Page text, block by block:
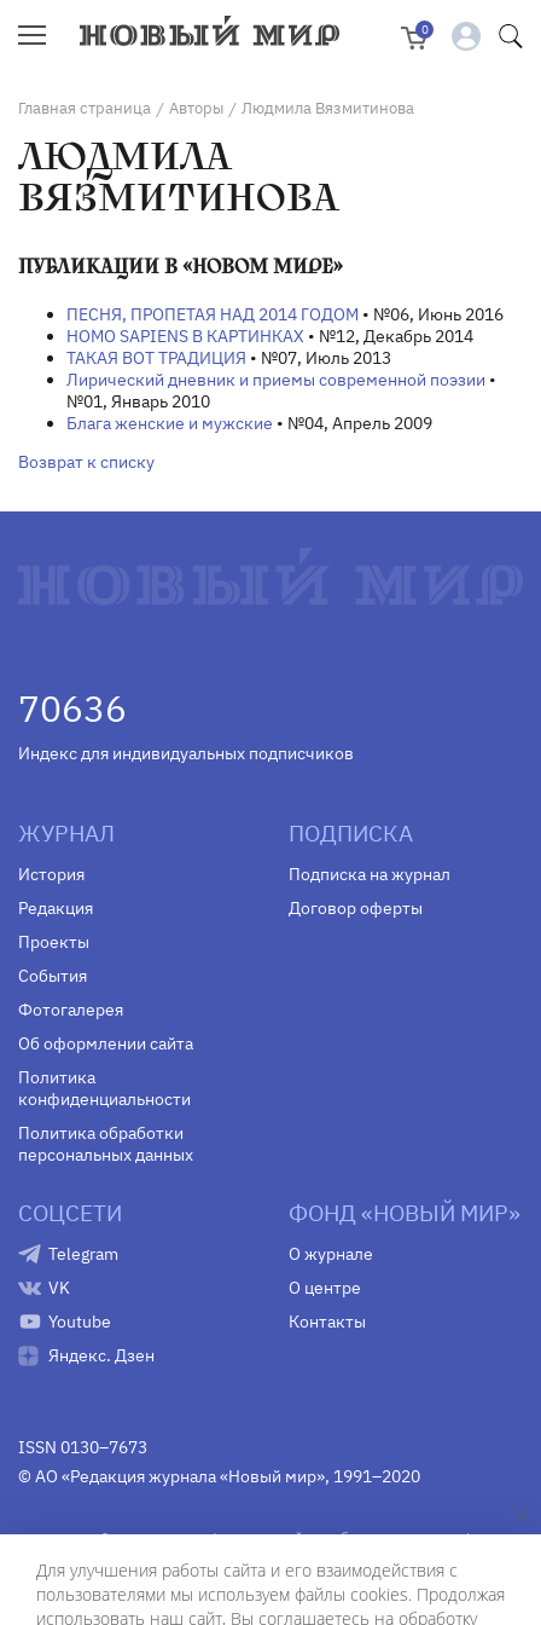
0
Главная страница / Авторы / Людмила Вязмитинова
ЛЮДМИЛА
ВЯЗМИТИНОВА
ПУБЛИКАЦИИ В «НОВОМ МИРЕ»
ПЕСНЯ, ПРОПЕТАЯ НАД 2014 ГОДОМ • №06, Июнь 2016
HOMO SAPIENS В КАРТИНКАХ • №12, Декабрь 2014
ТАКАЯ ВОТ ТРАДИЦИЯ • №07, Июль 2013
Лирический дневник и приемы современной поэзии •
№01, Январь 2010
Блага женские и мужские • №04, Апрель 2009
Возврат к списку
70636
Индекс для индивидуальных подписчиков
ЖУРНАЛ
История
Редакция
Проекты
События
Фотогалерея
Об оформлении сайта
Политика
конфиденциальности
Политика обработки
персональных данных
ПОДПИСКА
Подписка на журнал
Договор оферты
СОЦСЕТИ
Telegram
VK
Youtube
Яндекс. Дзен
ФОНД «НОВЫЙ МИР»
О журнале
О центре
Контакты
ISSN 0130–7673
© АО «Редакция журнала «Новый мир», 1991–2020
Свидетельство Федеральной службы по надзору в сфере
коммуникаций средства массовой информации
(Роскомнадзор)ПИ № Фс 77-75754 от 13 июня 2019 г.
Для улучшения работы сайта и его взаимодействия с
пользователями мы используем файлы cookies. Продолжая
использовать наш сайт, Вы соглашаетесь на обработку